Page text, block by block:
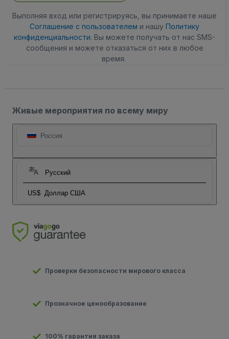
Выполняя вход или регистрируясь, вы принимаете наше
Соглашение с пользователем и нашу Политику
конфиденциальности. Вы можете получать от нас SMS-
сообщения и можете отказаться от них в любое
время.
Живые мероприятия по всему миру
Россия
Русский
US$ Доллар США
Проверки безопасности мирового класса
Прозначное ценообразование
100% гарантия заказа